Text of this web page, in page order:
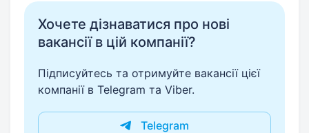
Хочете дізнаватися про нові
вакансії в цій компанії?
Підписуйтесь та отримуйте вакансії цієї
компанії в Telegram та Viber.
Telegram